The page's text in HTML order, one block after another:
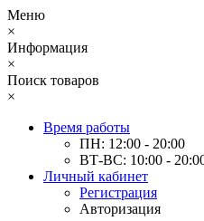
Меню
×
Информация
×
Поиск товаров
×
Время работы
ПН: 12:00 - 20:00
ВТ-ВС: 10:00 -
Личный кабинет
Регистрация
Авторизация